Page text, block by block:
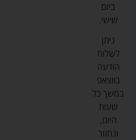
ביום
שישי.
ניתן
לשלוח
הודעה
בווצאפ
במשך כל
שעות
היום,
ונחזור